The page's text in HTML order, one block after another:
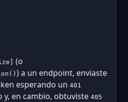
(o
) a un endpoint, enviaste
esperando un 401
y, en cambio, obtuviste 405